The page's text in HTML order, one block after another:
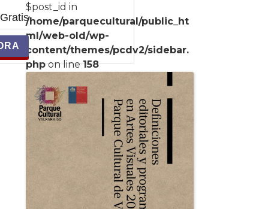
Gratis
$post_id in
/home/parquecultural/public_ht
ml/web-old/wp-
content/themes/pcdv2/sidebar.
phpon line158